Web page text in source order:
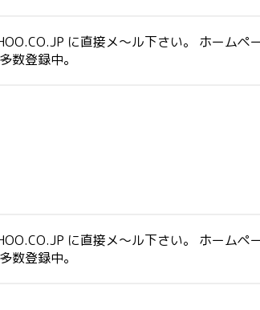
に直接メ～ル下さい。 ホームペ
数登録中。
に直接メ～ル下さい。 ホームペ
数登録中。